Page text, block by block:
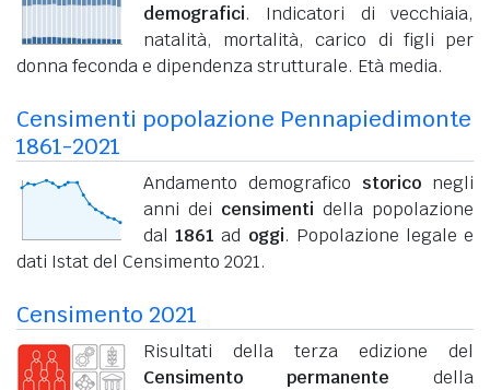
demografici. Indicatori di vecchiaia,
natalità, mortalità, carico di figli per
donna feconda e dipendenza strutturale. Età media.
Censimenti popolazione Pennapiedimonte
1861-2021
Andamento demografico storico negli
anni dei censimenti della popolazione
dal1861 ad oggi. Popolazione legale e
dati Istat del Censimento 2021.
Censimento 2021
Risultati della terza edizione del
Censimento permanente della